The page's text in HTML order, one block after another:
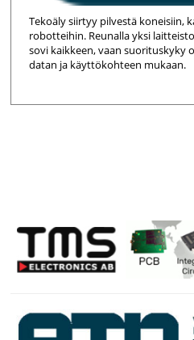
Tekoäly siirtyy pilvestä koneisiin,
robotteihin. Reunalla yksi
sovi kaikkeen, vaan suorituskyky
datan ja käyttökohteen mukaan.